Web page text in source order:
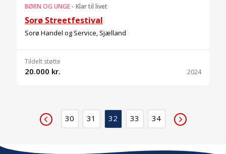
BØRN OG UNGE - Klar til livet
Sorø Streetfestival
Sorø Handel og Service, Sjælland
Tildelt støtte
20.000 kr. 2024
30 31 32 33 34